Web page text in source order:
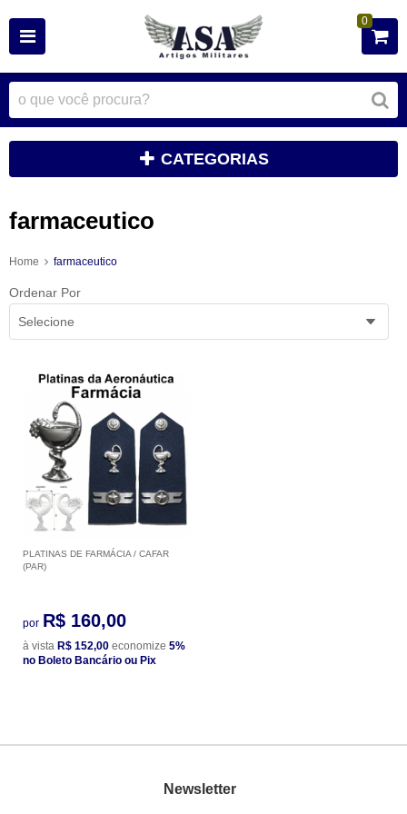
0
CATEGORIAS
farmaceutico
Home farmaceutico
Ordenar Por
Selecione
PLATINAS DE FARMÁCIA / CAFAR
(PAR)
por R$ 160,00
à vista R$ 152,00 economize 5%
no Boleto Bancário ou Pix
Newsletter